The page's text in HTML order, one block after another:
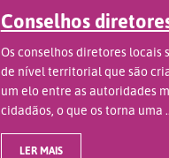
Conselhos
Os conselhos diretores locais
de nível territorial que são
um elo entre as autoridades
cidadãos, o que os torna uma
LER MAIS